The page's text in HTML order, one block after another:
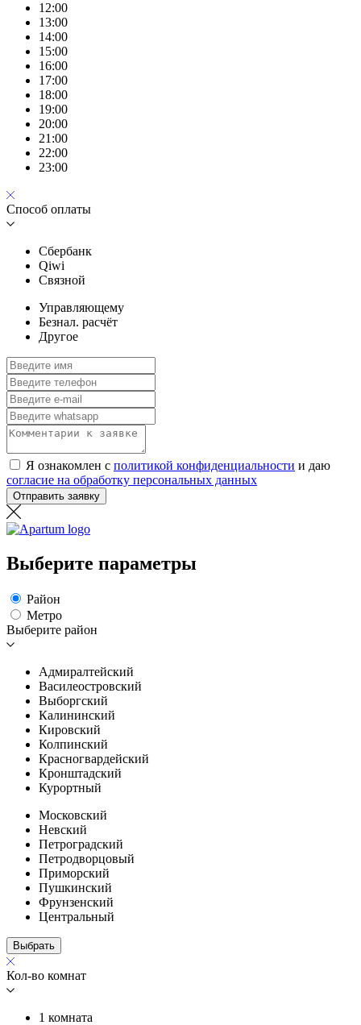
12:00
13:00
14:00
15:00
16:00
17:00
18:00
19:00
20:00
21:00
22:00
23:00
Способ оплаты
Сбербанк
Qiwi
Связной
Управляющему
Безнал. расчёт
Другое
Я ознакомлен с политикой конфиденциальности и даю
согласие на обработку персональных данных
Отправить заявку
Выберите параметры
Район
Метро
Выберите район
Адмиралтейский
Василеостровский
Выборгский
Калининский
Кировский
Колпинский
Красногвардейский
Кронштадский
Курортный
Московский
Невский
Петроградский
Петродворцовый
Приморский
Пушкинский
Фрунзенский
Центральный
Выбрать
Кол-во комнат
1 комната